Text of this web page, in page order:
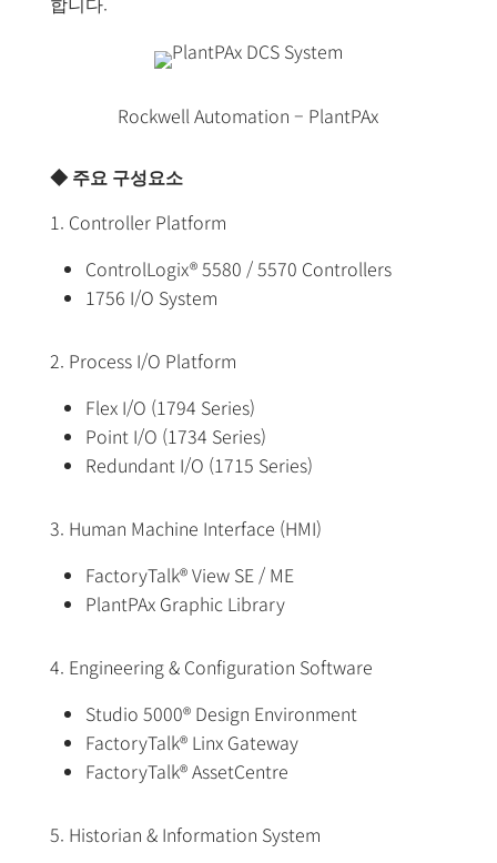
Rockwell Automation – PlantPAx
◆ 주요 구성요소
1. Controller Platform
ControlLogix® 5580 / 5570 Controllers
1756 I/O System
2. Process I/O Platform
Flex I/O (1794 Series)
Point I/O (1734 Series)
Redundant I/O (1715 Series)
3. Human Machine Interface (HMI)
FactoryTalk® View SE / ME
PlantPAx Graphic Library
4. Engineering & Configuration Software
Studio 5000® Design Environment
FactoryTalk® Linx Gateway
FactoryTalk® AssetCentre
5. Historian & Information System